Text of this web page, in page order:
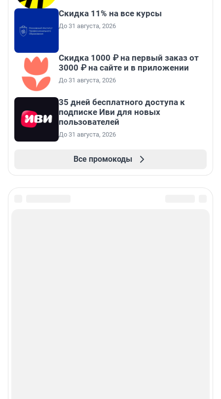
Скидка 11% на все курсы
До 31 августа, 2026
Скидка 1000 ₽ на первый заказ от
3000 ₽ на сайте и в приложении
До 31 августа, 2026
35 дней бесплатного доступа к
подписке Иви для новых
пользователей
До 31 августа, 2026
Все промокоды